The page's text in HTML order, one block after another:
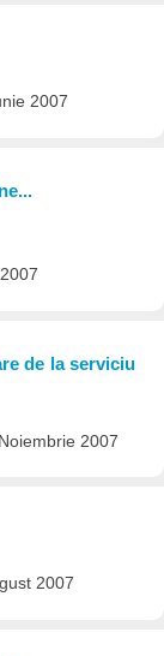
2007
de la serviciu
2007
2007